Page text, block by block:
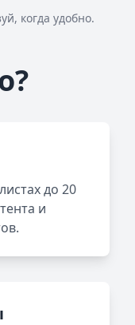
когда удобно.
до 20
и